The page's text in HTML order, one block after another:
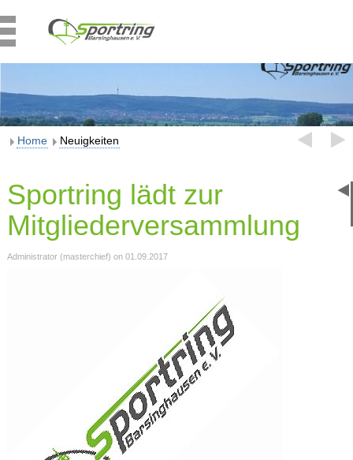
Home Neuigkeiten
Sportring lädt zur
Mitgliederversammlung
Administrator (masterchief) on 01.09.2017